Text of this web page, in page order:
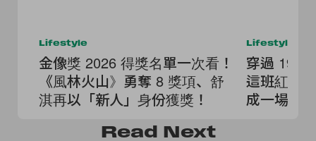
Lifestyle
金像獎 2026 得獎名單一次看！
《風林火山》勇奪 8 獎項、舒
淇再以「新人」身份獲獎！
Lifestyle
穿過 196
這班紅色
成一場電
Read Next